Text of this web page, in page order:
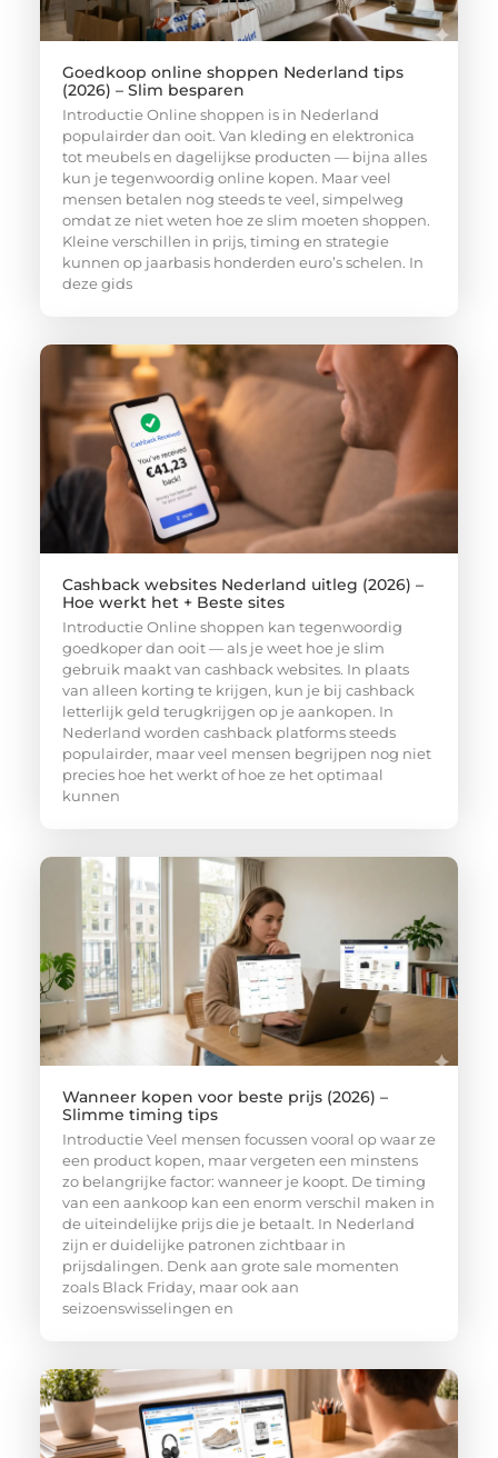
Goedkoop online shoppen Nederland tips
(2026) – Slim besparen
Introductie Online shoppen is in Nederland
populairder dan ooit. Van kleding en elektronica
tot meubels en dagelijkse producten — bijna alles
kun je tegenwoordig online kopen. Maar veel
mensen betalen nog steeds te veel, simpelweg
omdat ze niet weten hoe ze slim moeten shoppen.
Kleine verschillen in prijs, timing en strategie
kunnen op jaarbasis honderden euro’s schelen. In
deze gids
Cashback websites Nederland uitleg (2026) –
Hoe werkt het + Beste sites
Introductie Online shoppen kan tegenwoordig
goedkoper dan ooit — als je weet hoe je slim
gebruik maakt van cashback websites. In plaats
van alleen korting te krijgen, kun je bij cashback
letterlijk geld terugkrijgen op je aankopen. In
Nederland worden cashback platforms steeds
populairder, maar veel mensen begrijpen nog niet
precies hoe het werkt of hoe ze het optimaal
kunnen
Wanneer kopen voor beste prijs (2026) –
Slimme timing tips
Introductie Veel mensen focussen vooral op waar ze
een product kopen, maar vergeten een minstens
zo belangrijke factor: wanneer je koopt. De timing
van een aankoop kan een enorm verschil maken in
de uiteindelijke prijs die je betaalt. In Nederland
zijn er duidelijke patronen zichtbaar in
prijsdalingen. Denk aan grote sale momenten
zoals Black Friday, maar ook aan
seizoenswisselingen en